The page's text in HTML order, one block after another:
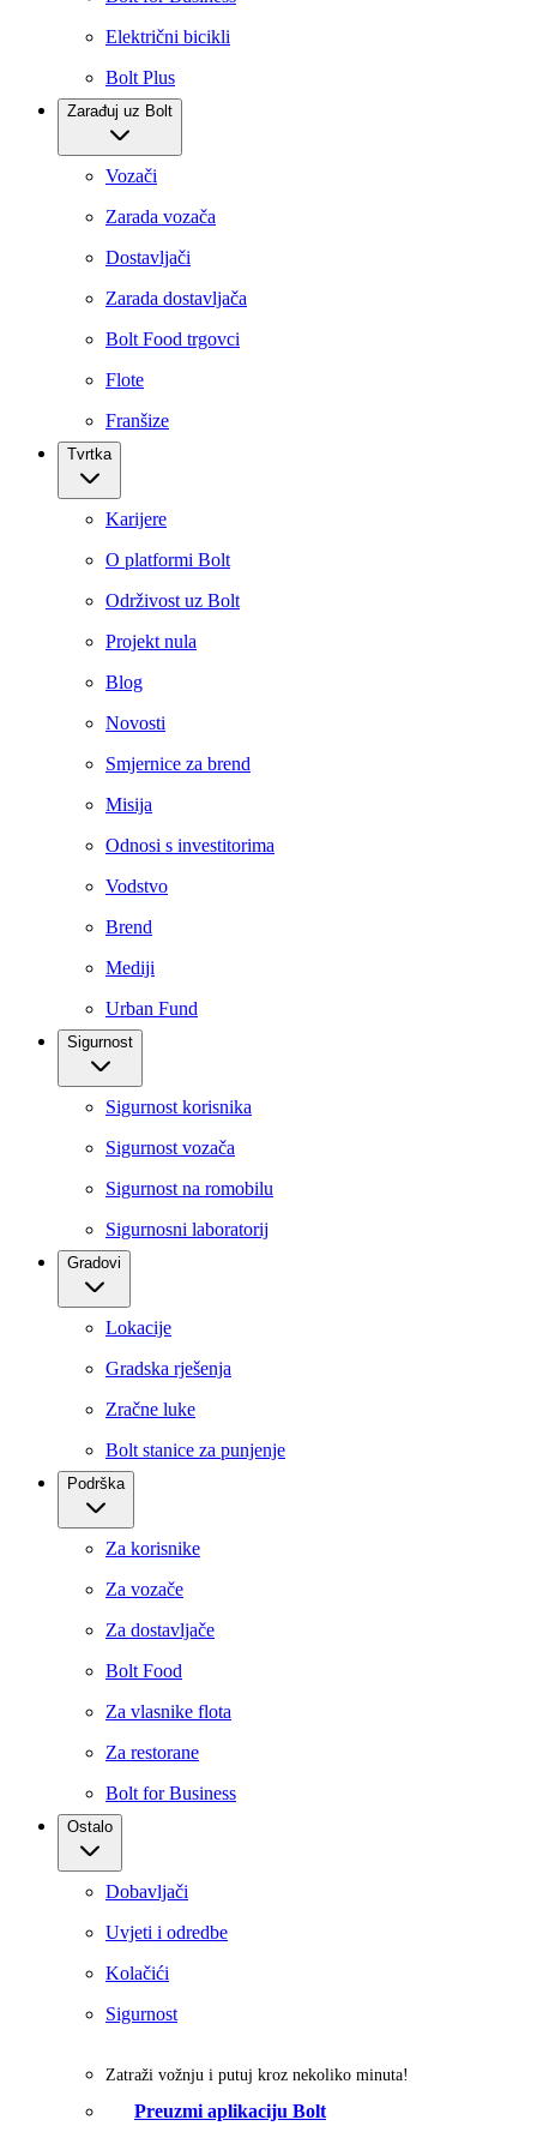
Električni bicikli
Bolt Plus
Zarađuj uz Bolt
Vozači
Zarada vozača
Dostavljači
Zarada dostavljača
Bolt Food trgovci
Flote
Franšize
Tvrtka
Karijere
O platformi Bolt
Održivost uz Bolt
Projekt nula
Blog
Novosti
Smjernice za brend
Misija
Odnosi s investitorima
Vodstvo
Brend
Mediji
Urban Fund
Sigurnost
Sigurnost korisnika
Sigurnost vozača
Sigurnost na romobilu
Sigurnosni laboratorij
Gradovi
Lokacije
Gradska rješenja
Zračne luke
Bolt stanice za punjenje
Podrška
Za korisnike
Za vozače
Za dostavljače
Bolt Food
Za vlasnike flota
Za restorane
Bolt for Business
Ostalo
Dobavljači
Uvjeti i odredbe
Kolačići
Sigurnost
Zatraži vožnju i putuj kroz nekoliko minuta!
Preuzmi aplikaciju Bolt